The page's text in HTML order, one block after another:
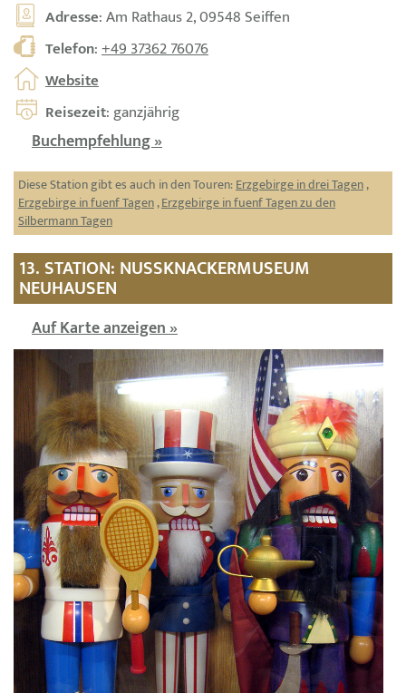
Adresse: Am Rathaus 2, 09548 Seiffen
Telefon:+49 37362 76076
Website
Reisezeit: ganzjährig
Buchempfehlung »
Diese Station gibt es auch in den Touren:Erzgebirge in drei Tagen,
Erzgebirge in fuenf Tagen,Erzgebirge in fuenf Tagen zu den
Silbermann Tagen
13. STATION: NUSSKNACKERMUSEUM
NEUHAUSEN
Auf Karte anzeigen »